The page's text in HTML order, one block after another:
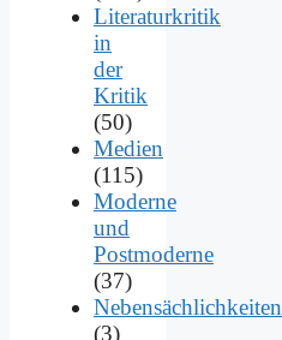
Literaturkritik
in
der
Kritik
(50)
Medien
(115)
Moderne
und
Postmoderne
(37)
Nebensächlichkeiten
(3)